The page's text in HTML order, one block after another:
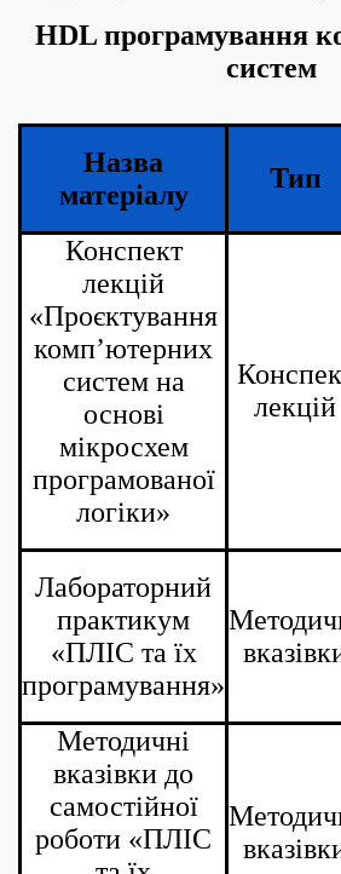
HDL програмування
систем
Назва
матеріалу
Тип
Конспект
лекцій
«Проєктування
комп’ютерних
систем на
основі
мікросхем
програмованої
логіки»
лекцій
Лабораторний
практикум
«ПЛІС та їх
програмування»
Методичні
вказівки до
самостійної
роботи «ПЛІС